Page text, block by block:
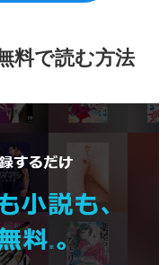
料で読む方法